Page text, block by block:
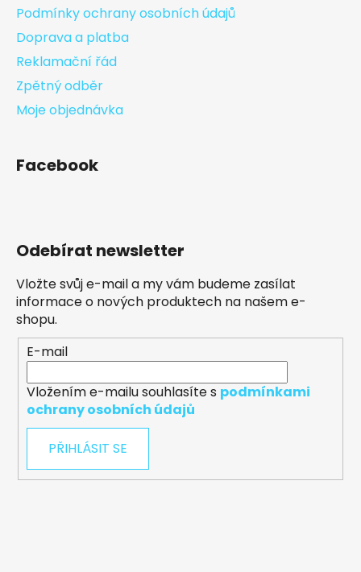
Podmínky ochrany osobních údajů
Doprava a platba
Reklamační řád
Zpětný odběr
Moje objednávka
Facebook
Odebírat newsletter
Vložte svůj e-mail a my vám budeme zasílat
informace o nových produktech na našem e-
shopu.
E-mail
Vložením e-mailu souhlasíte s podmínkami
ochrany osobních údajů
PŘIHLÁSIT SE